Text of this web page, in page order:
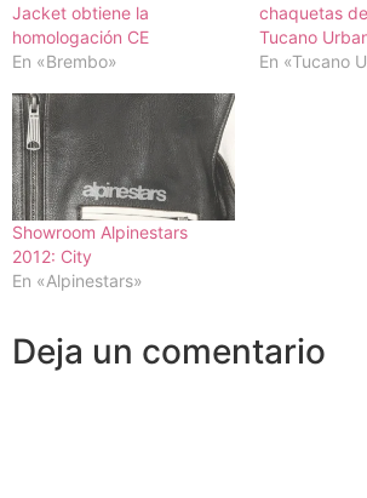
Jacket obtiene la
homologación CE
En «Brembo»
chaquetas
Tucano
En «Tucano
Showroom Alpinestars
2012: City
En «Alpinestars»
Deja un comentario